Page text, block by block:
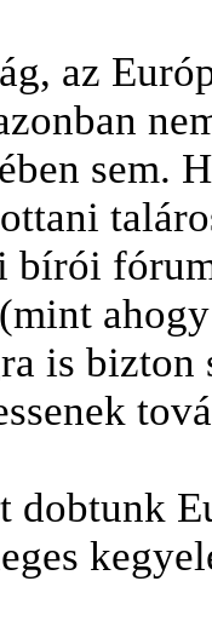
az
sem.
bírói
is